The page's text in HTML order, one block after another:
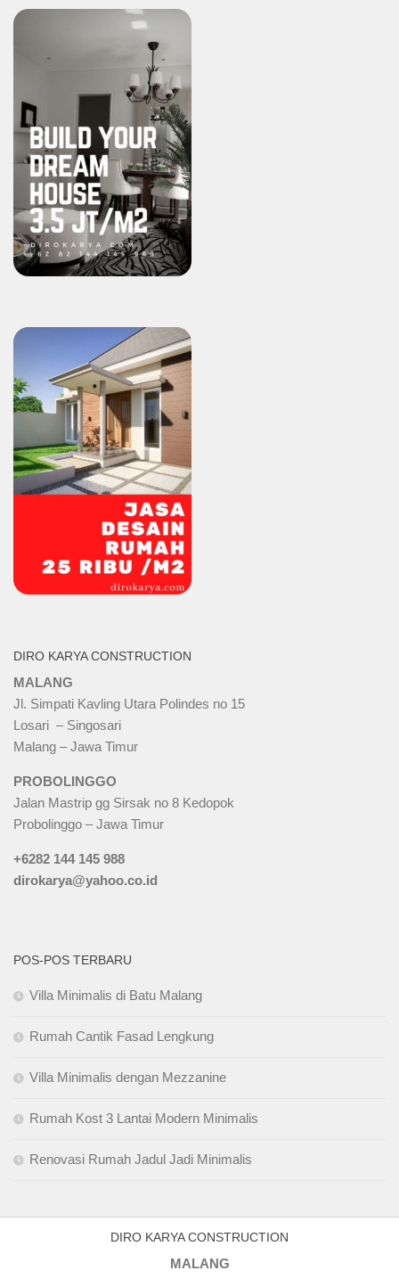
DIRO KARYA CONSTRUCTION
MALANG
Jl. Simpati Kavling Utara Polindes no 15
Losari – Singosari
Malang – Jawa Timur
PROBOLINGGO
Jalan Mastrip gg Sirsak no 8 Kedopok
Probolinggo – Jawa Timur
+6282 144 145 988
dirokarya@yahoo.co.id
POS-POS TERBARU
Villa Minimalis di Batu Malang
Rumah Cantik Fasad Lengkung
Villa Minimalis dengan Mezzanine
Rumah Kost 3 Lantai Modern Minimalis
Renovasi Rumah Jadul Jadi Minimalis
DIRO KARYA CONSTRUCTION
MALANG